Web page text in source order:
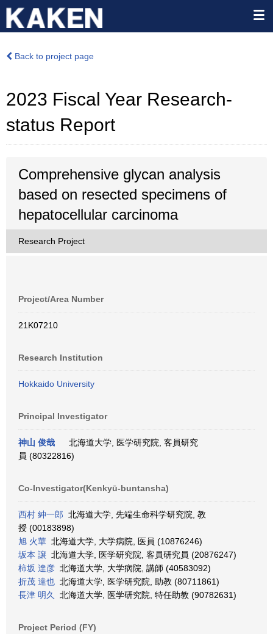
Back to project page
2023 Fiscal Year Research-
status Report
Comprehensive glycan analysis
based on resected specimens of
hepatocellular carcinoma
Research Project
Project/Area Number
21K07210
Research Institution
Hokkaido University
Principal Investigator
神山 俊哉
北海道大学, 医学研究院, 客員研究
員 (80322816)
Co-Investigator(Kenkyū-buntansha)
西村 紳一郎 北海道大学, 先端生命科学研究院, 教
授 (00183898)
旭 火華 北海道大学, 大学病院, 医員 (10876246)
坂本 譲 北海道大学, 医学研究院, 客員研究員 (20876247)
柿坂 達彦 北海道大学, 大学病院, 講師 (40583092)
折茂 達也 北海道大学, 医学研究院, 助教 (80711861)
長津 明久
北海道大学, 医学研究院, 特任助教 (90782631)
Project Period (FY)